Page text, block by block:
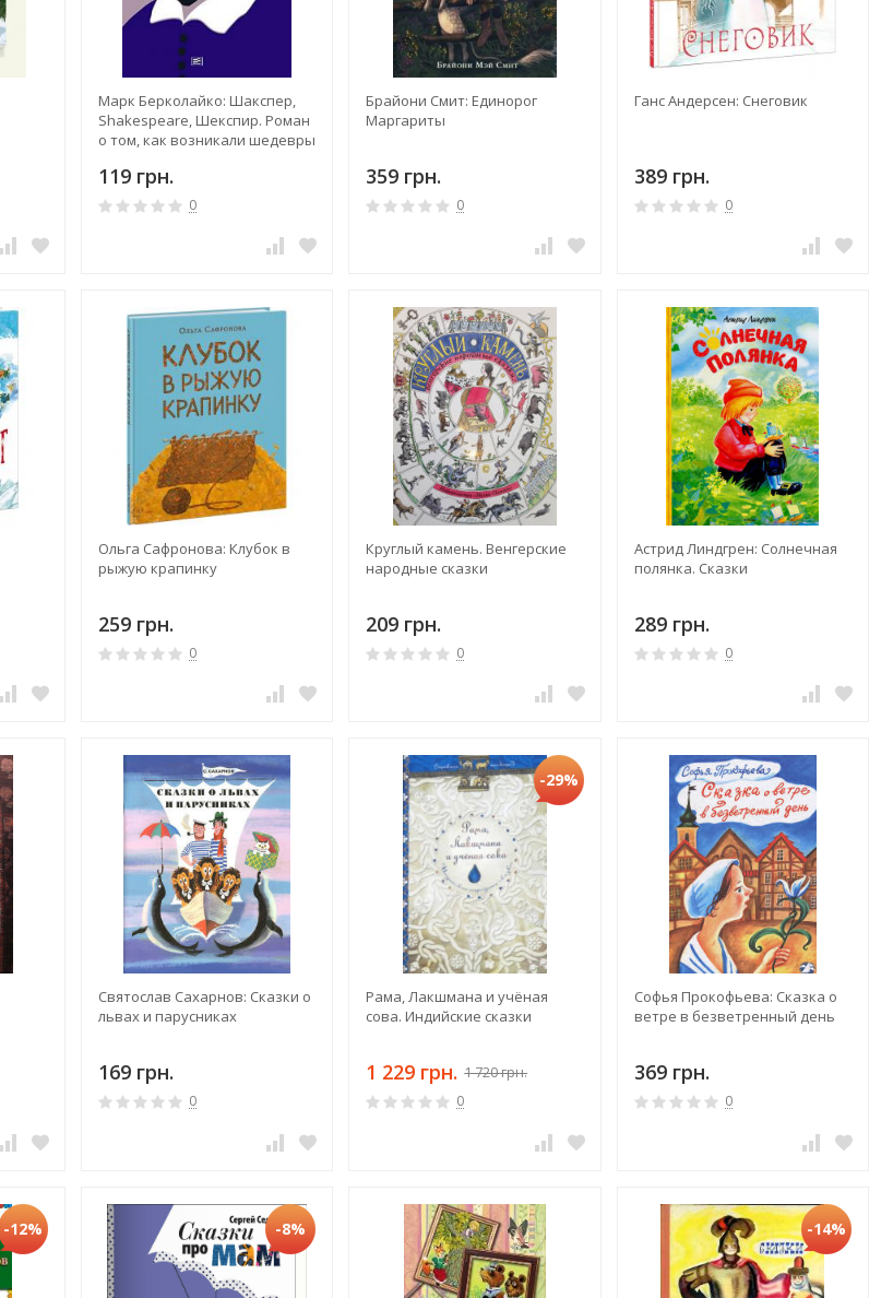
Марк Берколайко: Шакспер,
Shakespeare, Шекспир. Роман
о том, как возникали шедевры
119 грн.
0
Брайони Смит: Единорог
Маргариты
359 грн.
0
Ганс Андерсен: Снеговик
389 грн.
0
Ольга Сафронова: Клубок в
рыжую крапинку
259 грн.
0
Круглый камень. Венгерские
народные сказки
209 грн.
0
Астрид Линдгрен: Солнечная
полянка. Сказки
289 грн.
0
Святослав Сахарнов: Сказки о
львах и парусниках
169 грн.
0
-29%
Рама, Лакшмана и учёная
сова. Индийские сказки
1 229 грн. 1 720 грн.
0
Софья Прокофьева: Сказка о
ветре в безветренный день
369 грн.
0
-12% -8% -14%